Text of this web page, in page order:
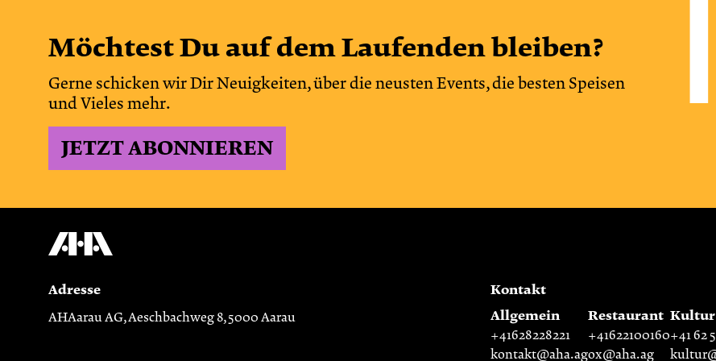
Möchtest Du auf dem Laufenden bleiben?
Gerne schicken wir Dir Neuigkeiten, über die neusten Events, die besten Speisen
und Vieles mehr.
JETZT ABONNIEREN
Adresse
AHAarau AG, Aeschbachweg 8, 5000 Aarau
Kontakt
Allgemein
+41628228221
kontakt@aha.ag
Restaurant
+41622100160
ox@aha.ag
Kultur
+41 62